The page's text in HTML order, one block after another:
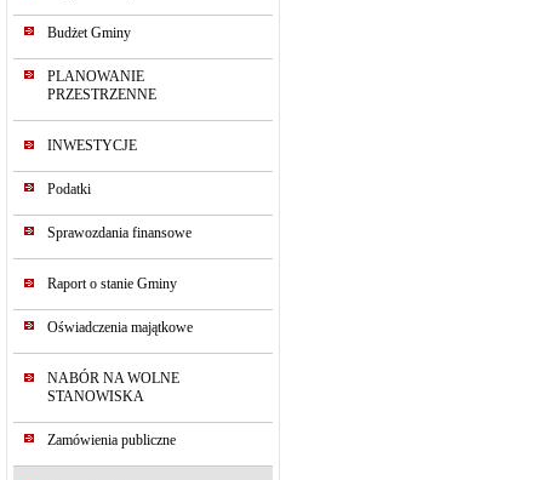
Budżet Gminy
PLANOWANIE
PRZESTRZENNE
INWESTYCJE
Podatki
Sprawozdania finansowe
Raport o stanie Gminy
Oświadczenia majątkowe
NABÓR NA WOLNE
STANOWISKA
Zamówienia publiczne